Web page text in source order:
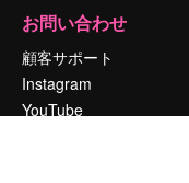
お問い合わせ
顧客サポート
Instagram
YouTube